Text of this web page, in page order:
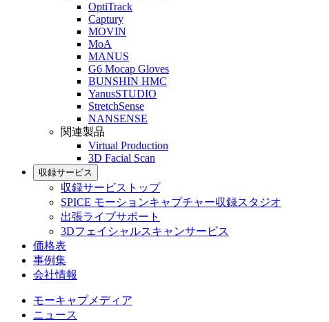
OptiTrack
Captury
MOVIN
MoA
MANUS
G6 Mocap Gloves
BUNSHIN HMC
YanusSTUDIO
StretchSense
NANSENSE
関連製品
Virtual Production
3D Facial Scan
収録サービス
収録サービストップ
SPICE モーションキャプチャー収録スタジオ
出張ライブサポート
3Dフェイシャルスキャンサービス
価格表
事例集
会社情報
モーキャプメディア
ニュース